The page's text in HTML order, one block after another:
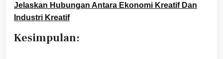
Jelaskan Hubungan Antara Ekonomi Kreatif Dan
Industri Kreatif
Kesimpulan: